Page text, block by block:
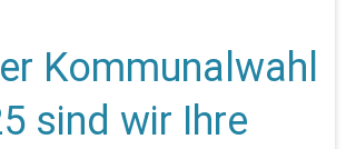
Kommunalwahl
sind wir Ihre